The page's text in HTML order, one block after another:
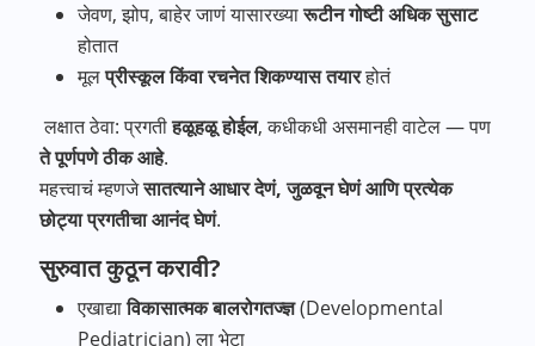
जेवण, झोप, बाहेर जाणं यासारख्यारूटीन गोष्टी अधिक सुसाट
होतात
मूलप्रीस्कूल किंवा रचनेत शिकण्यास तयारहोतं
लक्षात ठेवा: प्रगतीहळूहळू होईल, कधीकधी असमानही वाटेल — पण
ते पूर्णपणे ठीक आहे.
महत्त्वाचं म्हणजेसातत्याने आधार देणं, जुळवून घेणं आणि प्रत्येक
छोट्या प्रगतीचा आनंद घेणं.
सुरुवात कुठून करावी?
एखाद्याविकासात्मक बालरोगतज्ज्ञ(Developmental
Pediatrician) ला भेटा